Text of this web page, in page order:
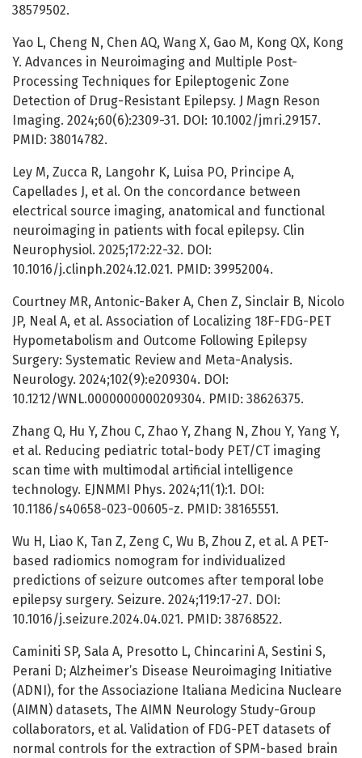
38579502.
Yao L, Cheng N, Chen AQ, Wang X, Gao M, Kong QX, Kong
Y. Advances in Neuroimaging and Multiple Post-
Processing Techniques for Epileptogenic Zone
Detection of Drug-Resistant Epilepsy. J Magn Reson
Imaging. 2024;60(6):2309-31. DOI: 10.1002/jmri.29157.
PMID: 38014782.
Ley M, Zucca R, Langohr K, Luisa PO, Principe A,
Capellades J, et al. On the concordance between
electrical source imaging, anatomical and functional
neuroimaging in patients with focal epilepsy. Clin
Neurophysiol. 2025;172:22-32. DOI:
10.1016/j.clinph.2024.12.021. PMID: 39952004.
Courtney MR, Antonic-Baker A, Chen Z, Sinclair B, Nicolo
JP, Neal A, et al. Association of Localizing 18F-FDG-PET
Hypometabolism and Outcome Following Epilepsy
Surgery: Systematic Review and Meta-Analysis.
Neurology. 2024;102(9):e209304. DOI:
10.1212/WNL.0000000000209304. PMID: 38626375.
Zhang Q, Hu Y, Zhou C, Zhao Y, Zhang N, Zhou Y, Yang Y,
et al. Reducing pediatric total-body PET/CT imaging
scan time with multimodal artificial intelligence
technology. EJNMMI Phys. 2024;11(1):1. DOI:
10.1186/s40658-023-00605-z. PMID: 38165551.
Wu H, Liao K, Tan Z, Zeng C, Wu B, Zhou Z, et al. A PET-
based radiomics nomogram for individualized
predictions of seizure outcomes after temporal lobe
epilepsy surgery. Seizure. 2024;119:17-27. DOI:
10.1016/j.seizure.2024.04.021. PMID: 38768522.
Caminiti SP, Sala A, Presotto L, Chincarini A, Sestini S,
Perani D; Alzheimer’s Disease Neuroimaging Initiative
(ADNI), for the Associazione Italiana Medicina Nucleare
(AIMN) datasets, The AIMN Neurology Study-Group
collaborators, et al. Validation of FDG-PET datasets of
normal controls for the extraction of SPM-based brain